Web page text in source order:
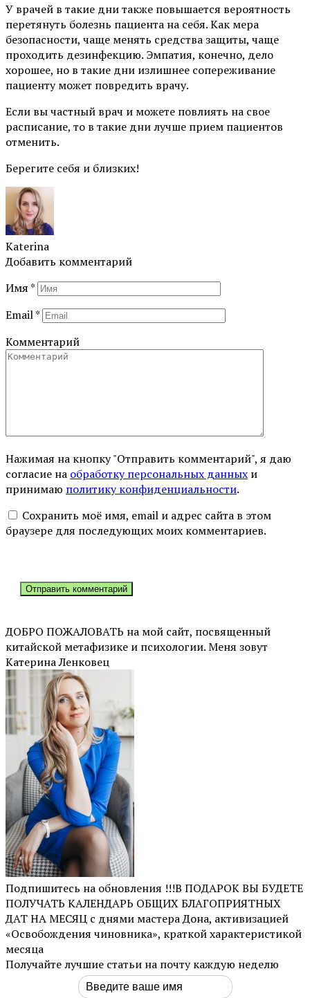
У врачей в такие дни также повышается вероятность
перетянуть болезнь пациента на себя. Как мера
безопасности, чаще менять средства защиты, чаще
проходить дезинфекцию. Эмпатия, конечно, дело
хорошее, но в такие дни излишнее сопереживание
пациенту может повредить врачу. ⠀
Если вы частный врач и можете повлиять на свое
расписание, то в такие дни лучше прием пациентов
отменить.
Берегите себя и близких!
Katerina
Добавить комментарий
Имя*
Email*
Комментарий
Нажимая на кнопку "Отправить комментарий", я даю
согласие на обработку персональных данных и
принимаю политику конфиденциальности.
Сохранить моё имя, email и адрес сайта в этом
браузере для последующих моих комментариев.
ДОБРО ПОЖАЛОВАТЬ на мой сайт, посвященный
китайской метафизике и психологии. Меня зовут
Катерина Ленковец
Подпишитесь на обновления !!!В ПОДАРОК ВЫ БУДЕТЕ
ПОЛУЧАТЬ КАЛЕНДАРЬ ОБЩИХ БЛАГОПРИЯТНЫХ
ДАТ НА МЕСЯЦ с днями мастера Дона, активизацией
«Освобождения чиновника», краткой характеристикой
месяца
Получайте лучшие статьи на почту каждую неделю